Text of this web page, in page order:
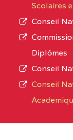
Scolaires
Conseil
Diplômes
Conseil
Conseil